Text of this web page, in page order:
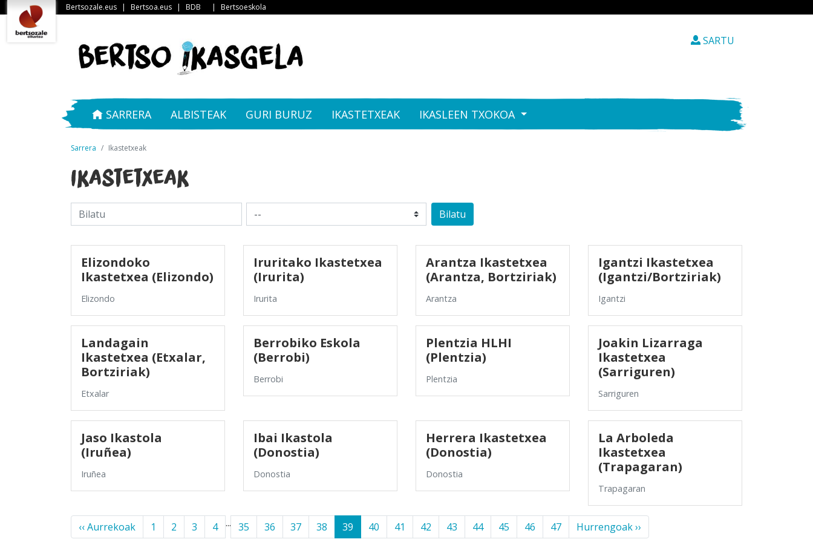
Bertsozale.eus | Bertsoa.eus | BDB | Bertsoeskola
SARTU
SARRERA ALBISTEAK GURI BURUZ IKASTETXEAK IKASLEEN TXOKOA
Sarrera Ikastetxeak
Ikastetxeak
Bilatu
Elizondoko
Ikastetxea (Elizondo)
Elizondo
Iruritako Ikastetxea
(Irurita)
Irurita
Arantza Ikastetxea
(Arantza, Bortziriak)
Arantza
Igantzi Ikastetxea
(Igantzi/Bortziriak)
Igantzi
Landagain
Ikastetxea (Etxalar,
Bortziriak)
Etxalar
Berrobiko Eskola
(Berrobi)
Berrobi
Plentzia HLHI
(Plentzia)
Plentzia
Joakin Lizarraga
Ikastetxea
(Sarriguren)
Sarriguren
Jaso Ikastola
(Iruñea)
Iruñea
Ibai Ikastola
(Donostia)
Donostia
Herrera Ikastetxea
(Donostia)
Donostia
La Arboleda
Ikastetxea
(Trapagaran)
Trapagaran
‹‹ Aurrekoak 1 2 3 4 ... 35 36 37 38 39 40 41 42 43 44 45 46 47 Hurrengoak ››